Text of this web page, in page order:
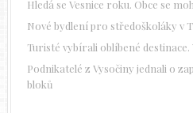
Hledá se Vesnice roku. Obce se
Nové bydlení pro středoškoláky v
Turisté vybírali oblíbené destinace.
Podnikatelé z Vysočiny jednali o
bloků